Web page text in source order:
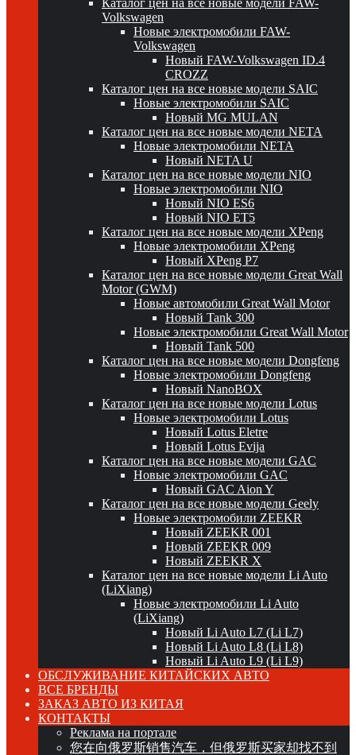
Каталог цен на все новые модели FAW-
Volkswagen
Новые электромобили FAW-
Volkswagen
Новый FAW-Volkswagen ID.4
CROZZ
Каталог цен на все новые модели SAIC
Новые электромобили SAIC
Новый MG MULAN
Каталог цен на все новые модели NETA
Новые электромобили NETA
Новый NETA U
Каталог цен на все новые модели NIO
Новые электромобили NIO
Новый NIO ES6
Новый NIO ET5
Каталог цен на все новые модели XPeng
Новые электромобили XPeng
Новый XPeng P7
Каталог цен на все новые модели Great Wall
Motor (GWM)
Новые автомобили Great Wall Motor
Новый Tank 300
Новые электромобили Great Wall Motor
Новый Tank 500
Каталог цен на все новые модели Dongfeng
Новые электромобили Dongfeng
Новый NanoBOX
Каталог цен на все новые модели Lotus
Новые электромобили Lotus
Новый Lotus Eletre
Новый Lotus Evija
Каталог цен на все новые модели GAC
Новые электромобили GAC
Новый GAC Aion Y
Каталог цен на все новые модели Geely
Новые электромобили ZEEKR
Новый ZEEKR 001
Новый ZEEKR 009
Новый ZEEKR X
Каталог цен на все новые модели Li Auto
(LiXiang)
Новые электромобили Li Auto
(LiXiang)
Новый Li Auto L7 (Li L7)
Новый Li Auto L8 (Li L8)
Новый Li Auto L9 (Li L9)
ОБСЛУЖИВАНИЕ КИТАЙСКИХ АВТО
ВСЕ БРЕНДЫ
ЗАКАЗ АВТО ИЗ КИТАЯ
КОНТАКТЫ
Реклама на портале
您在向俄罗斯销售汽车，但俄罗斯买家却找不到